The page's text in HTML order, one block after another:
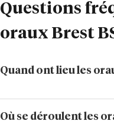
Questions
oraux Brest
Quand ont lieu les
Où se déroulent les